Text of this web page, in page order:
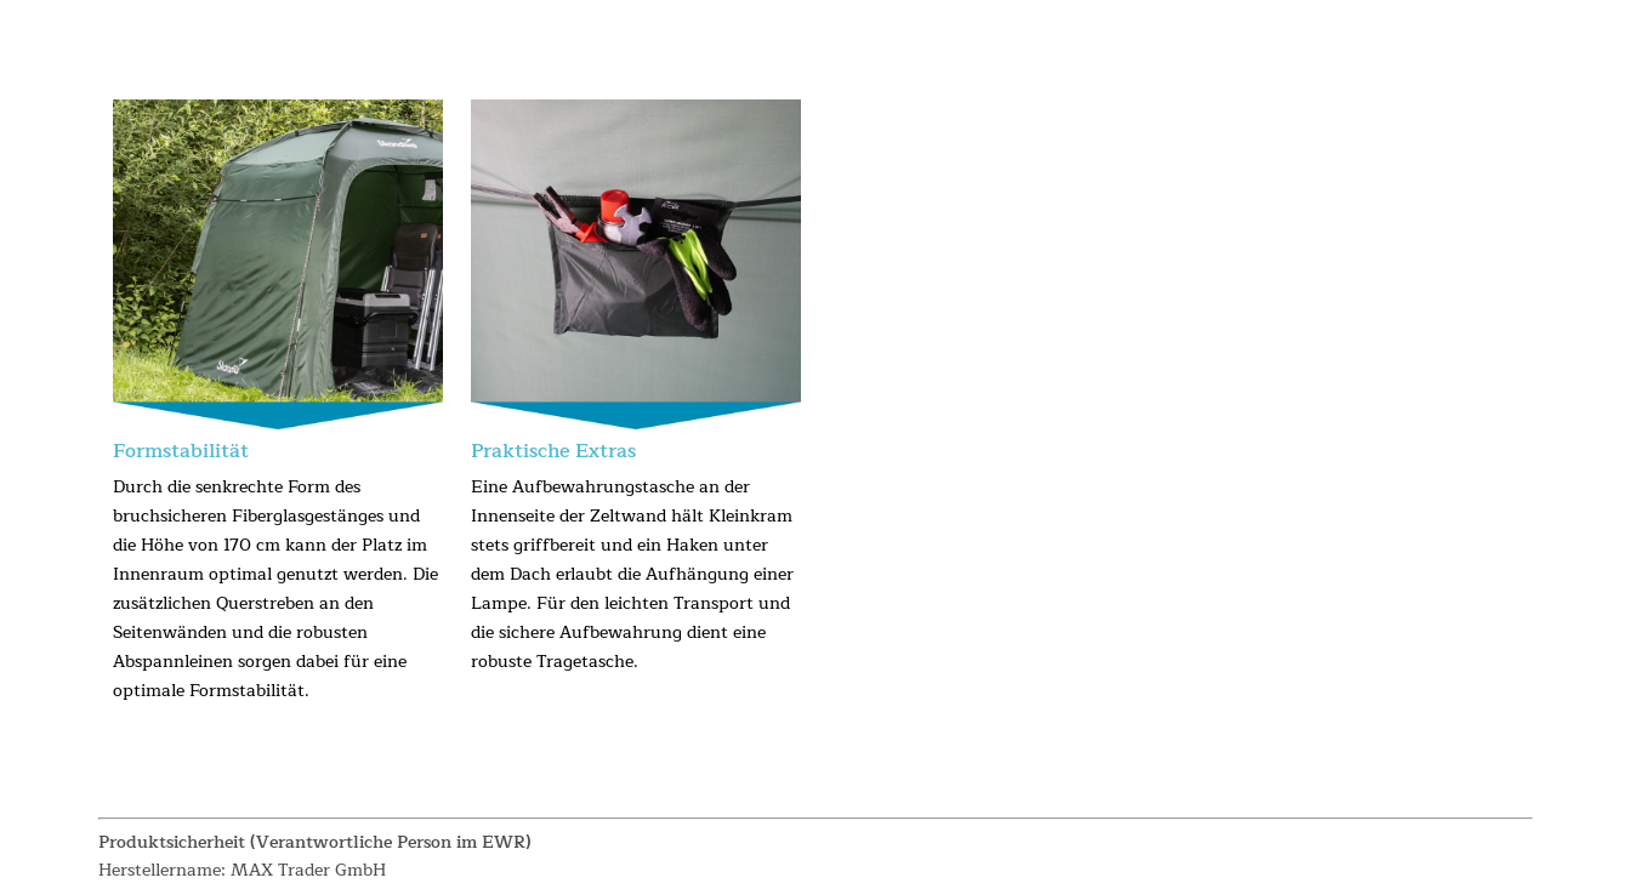
Formstabilität
Durch die senkrechte Form des
bruchsicheren Fiberglasgestänges und
die Höhe von 170 cm kann der Platz im
Innenraum optimal genutzt werden. Die
zusätzlichen Querstreben an den
Seitenwänden und die robusten
Abspannleinen sorgen dabei für eine
optimale Formstabilität.
Praktische Extras
Eine Aufbewahrungstasche an der
Innenseite der Zeltwand hält Kleinkram
stets griffbereit und ein Haken unter
dem Dach erlaubt die Aufhängung einer
Lampe. Für den leichten Transport und
die sichere Aufbewahrung dient eine
robuste Tragetasche.
Produktsicherheit (Verantwortliche Person im EWR)
Herstellername: MAX Trader GmbH